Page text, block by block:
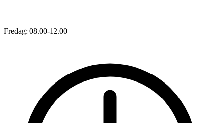
Fredag: 08.00-12.00